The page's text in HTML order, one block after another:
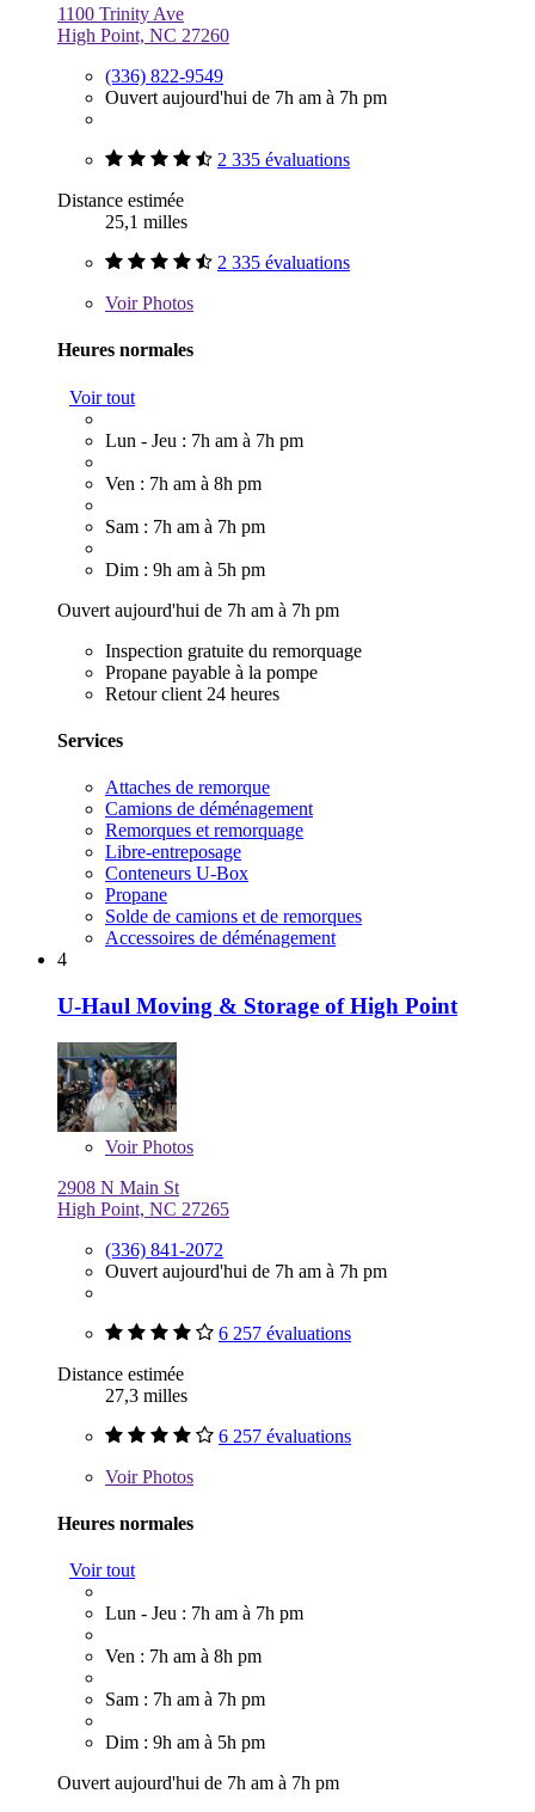
1100 Trinity Ave
High Point, NC 27260
(336) 822-9549
Ouvert aujourd'hui de 7h am à 7h pm
2 335 évaluations
Distance estimée
25,1 milles
2 335 évaluations
VoirPhotos
Heures normales
Voir tout
Lun - Jeu : 7h am à 7h pm
Ven : 7h am à 8h pm
Sam : 7h am à 7h pm
Dim : 9h am à 5h pm
Ouvert aujourd'hui de 7h am à 7h pm
Inspection gratuite du remorquage
Propane payable à la pompe
Retour client 24 heures
Services
Attaches de remorque
Camions de déménagement
Remorques et remorquage
Libre-entreposage
Conteneurs U-Box
Propane
Solde de camions et de remorques
Accessoires de déménagement
4
U-Haul Moving & Storage of High Point
VoirPhotos
2908 N Main St
High Point, NC 27265
(336) 841-2072
Ouvert aujourd'hui de 7h am à 7h pm
6 257 évaluations
Distance estimée
27,3 milles
6 257 évaluations
VoirPhotos
Heures normales
Voir tout
Lun - Jeu : 7h am à 7h pm
Ven : 7h am à 8h pm
Sam : 7h am à 7h pm
Dim : 9h am à 5h pm
Ouvert aujourd'hui de 7h am à 7h pm